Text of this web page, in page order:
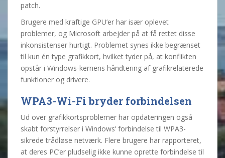
patch.
Brugere med kraftige GPU’er har især oplevet
problemer, og Microsoft arbejder på at få rettet disse
inkonsistenser hurtigt. Problemet synes ikke begrænset
til kun én type grafikkort, hvilket tyder på, at konflikten
opstår i Windows-kernens håndtering af grafikrelaterede
funktioner og drivere.
WPA3-Wi-Fi bryder forbindelsen
Ud over grafikkortsproblemer har opdateringen også
skabt forstyrrelser i Windows’ forbindelse til WPA3-
sikrede trådløse netværk. Flere brugere har rapporteret,
at deres PC’er pludselig ikke kunne oprette forbindelse til